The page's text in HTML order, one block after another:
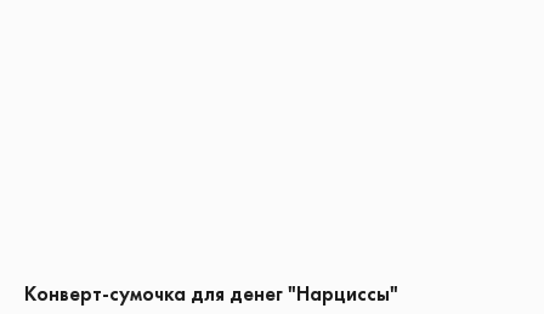
Конверт-сумочка для денег "Нарциссы"